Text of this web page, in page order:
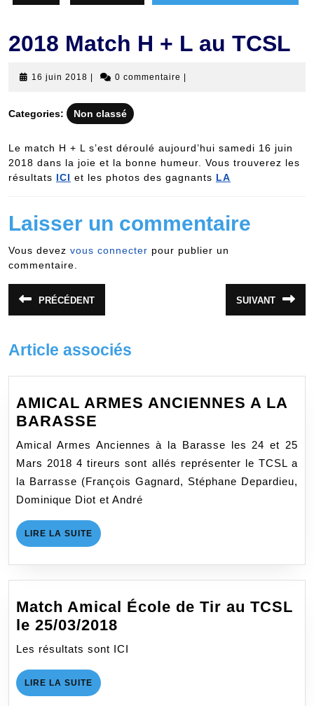
2018 Match H + L au TCSL
16 juin 2018 16
0 commentaire
Categories: Non classé
Le match H + L s’est déroulé aujourd’hui samedi 16 juin
2018 dans la joie et la bonne humeur. Vous trouverez les
résultats ICI et les photos des gagnants LA
Laisser un commentaire
Vous devez vous connecter pour publier un
commentaire.
Navigation
de
PRÉCÉDENT
précédent
SUIVANT
suivant
Article associés
AMICAL ARMES ANCIENNES A LA
BARASSE
ARMES
ANCIENNES
A
LA
Amical Armes Anciennes à la Barasse les 24 et 25
Mars 2018 4 tireurs sont allés représenter le TCSL a
la Barrasse (François Gagnard, Stéphane Depardieu,
Dominique Diot et André
LIRE LA SUITE LIRE
LA
Match Amical École de Tir au TCSL
le 25/03/2018
Amical
Les résultats sont ICI
LIRE LA SUITE LIRE
LA